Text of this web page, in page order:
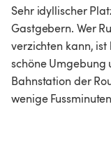
Sehr idyllischer
Gastgebern. Wer
verzichten kann,
schöne
Bahnstation der
wenige